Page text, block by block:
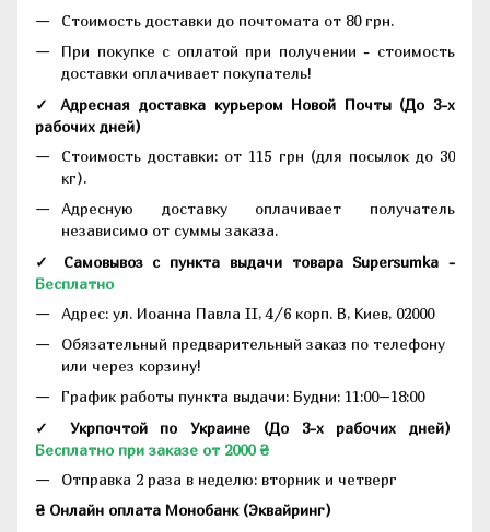
Стоимость доставки до почтомата от 80 грн.
При покупке с оплатой при получении - стоимость
доставки оплачивает покупатель!
✓ Адресная доставка курьером Новой Почты (До 3-х
рабочих дней)
Стоимость доставки: от 115 грн (для посылок до 30
кг).
Адресную доставку оплачивает получатель
независимо от суммы заказа.
✓ Самовывоз с пункта выдачи товара Supersumka -
Бесплатно
Адрес: ул. Иоанна Павла II, 4/6 корп. В, Киев, 02000
Обязательный предварительный заказ по телефону
или через корзину!
График работы пункта выдачи: Будни: 11:00–18:00
✓ Укрпочтой по Украине (До 3-х рабочих дней)
Бесплатно при заказе от 2000 ₴
Отправка 2 раза в неделю: вторник и четверг
₴ Онлайн оплата Монобанк (Эквайринг)